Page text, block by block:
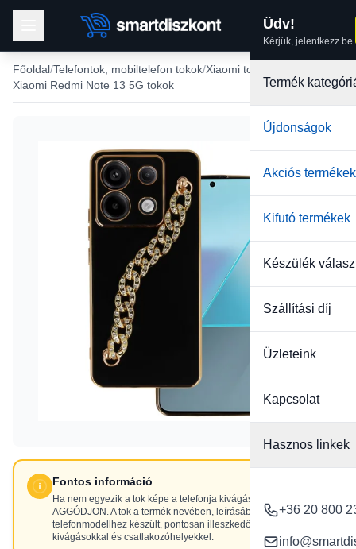
Üdv!
Kérjük, jelentkezz be.
Termék
Újdonságok
Akciós termékek
Kifutó termékek
Készülék
Szállítási díj
Üzleteink
Kapcsolat
Hasznos linkek
+36 20 800
Főoldal Telefontok, mobiltelefon tokok Xiaomi tokok
Xiaomi Redmi Note 13 5G tokok
Fontos információ
Ha nem egyezik a tok képe a telefonja kivágásaival, NE
AGGÓDJON. A tok a termék nevében, leírásában szereplő
telefonmodellhez készült, pontosan illeszkedő
kivágásokkal és csatlakozóhelyekkel.